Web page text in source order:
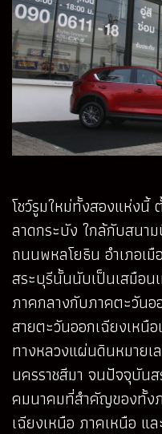
โชว์รูมใหม่ทั้งสองแห่งนี้
ลาดกระบัง ใกล้กับสน
ถนนพหลโยธิน อำเภอเ
สระบุรีนั้นนับเป็นเสมือน
ภาคกลางกับภาคตะวันอ
สายตะวันออกเฉียงเหนื
ทางหลวงแผ่นดินหมายเ
นครราชสีมา จนปัจจุบัน
คมนาคมที่สำคัญของทั้ง
เฉียงเหนือ ภาคเหนือ